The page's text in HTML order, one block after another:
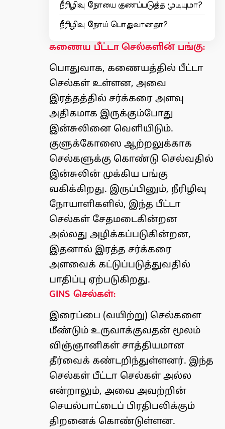
நீரிழிவு நோயை குணப்படுத்த முடியுமா?
நீரிழிவு நோய் பொதுவானதா?
கணைய பீட்டா செல்களின் பங்கு:
பொதுவாக, கணையத்தில் பீட்டா
செல்கள் உள்ளன, அவை
இரத்தத்தில் சர்க்கரை அளவு
அதிகமாக இருக்கும்போது
இன்சுலினை வெளியிடும்.
குளுக்கோஸை ஆற்றலுக்காக
செல்களுக்கு கொண்டு செல்வதில்
இன்சுலின் முக்கிய பங்கு
வகிக்கிறது. இருப்பினும், நீரிழிவு
நோயாளிகளில், இந்த பீட்டா
செல்கள் சேதமடைகின்றன
அல்லது அழிக்கப்படுகின்றன,
இதனால் இரத்த சர்க்கரை
அளவைக் கட்டுப்படுத்துவதில்
பாதிப்பு ஏற்படுகிறது.
GINS செல்கள்:
இரைப்பை (வயிற்று) செல்களை
மீண்டும் உருவாக்குவதன் மூலம்
விஞ்ஞானிகள் சாத்தியமான
தீர்வைக் கண்டறிந்துள்ளனர். இந்த
செல்கள் பீட்டா செல்கள் அல்ல
என்றாலும், அவை அவற்றின்
செயல்பாட்டைப் பிரதிபலிக்கும்
திறனைக் கொண்டுள்ளன.